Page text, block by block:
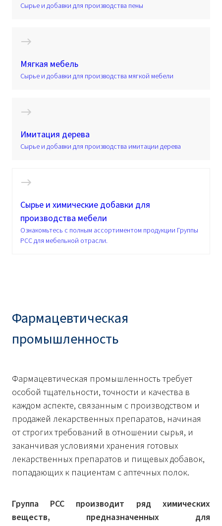
Сырье и добавки для производства пены
Мягкая мебель
Сырье и добавки для производства мягкой мебели
Имитация дерева
Сырье и добавки для производства имитации дерева
Сырье и химические добавки для
производства мебели
Ознакомьтесь с полным ассортиментом продукции Группы
PCC для мебельной отрасли.
Фармацевтическая
промышленность
Фармацевтическая промышленность требует
особой тщательности, точности и качества в
каждом аспекте, связанным с производством и
продажей лекарственных препаратов, начиная
от строгих требований в отношении сырья, и
заканчивая условиями хранения готовых
лекарственных препаратов и пищевых добавок,
попадающих к пациентам с аптечных полок.
Группа PCC производит ряд химических
веществ, предназначенных для